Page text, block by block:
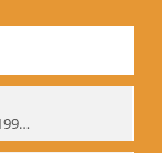
Demonstrationsvortrag, Utrecht 1991 (2) - Interne Signatur: BM-vid-18